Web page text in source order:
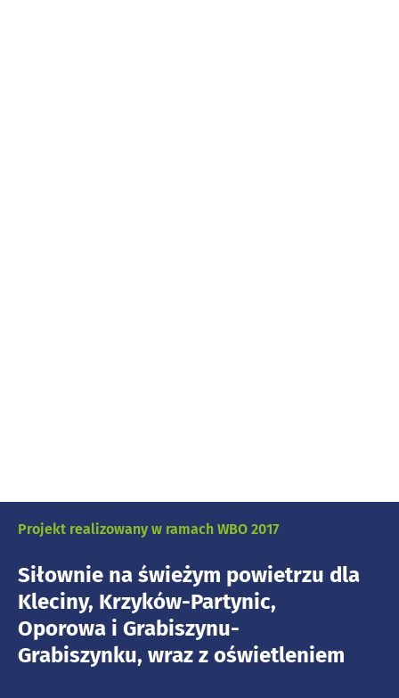
Projekt realizowany w ramach WBO 2017
Siłownie na świeżym powietrzu dla
Kleciny, Krzyków-Partynic,
Oporowa i Grabiszynu-
Grabiszynku, wraz z oświetleniem